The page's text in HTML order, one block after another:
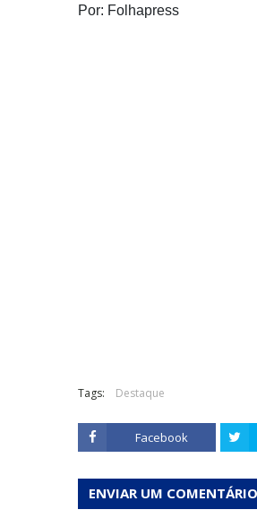
Por: Folhapress
Tags: Destaque
Facebook
ENVIAR UM COMENTÁRIO